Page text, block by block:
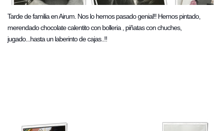
Tarde de familia en Airum. Nos lo hemos pasado genial!! Hemos pintado,
merendado chocolate calentito con bolleria , piñatas con chuches,
jugado...hasta un laberinto de cajas..!!